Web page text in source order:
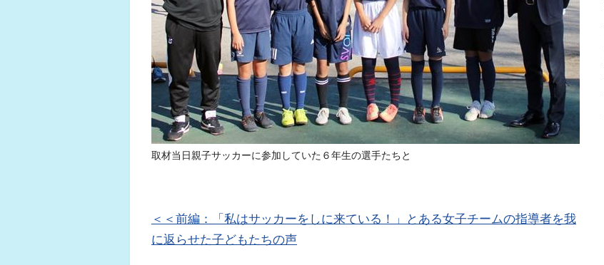
取材当日親子サッカーに参加していた６年生の選手たちと
＜＜前編：「私はサッカーをしに来ている！」とある女子チームの指導者を我
に返らせた子どもたちの声